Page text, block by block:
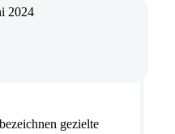
2024
gezielte